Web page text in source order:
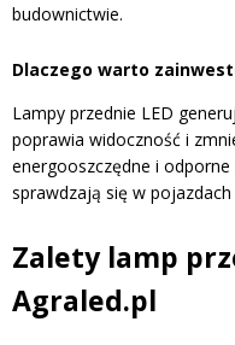
budownictwie.
Dlaczego warto
Lampy przednie LED
poprawia widoczność i
energooszczędne i
sprawdzają się w
Zalety lamp
Agraled.pl